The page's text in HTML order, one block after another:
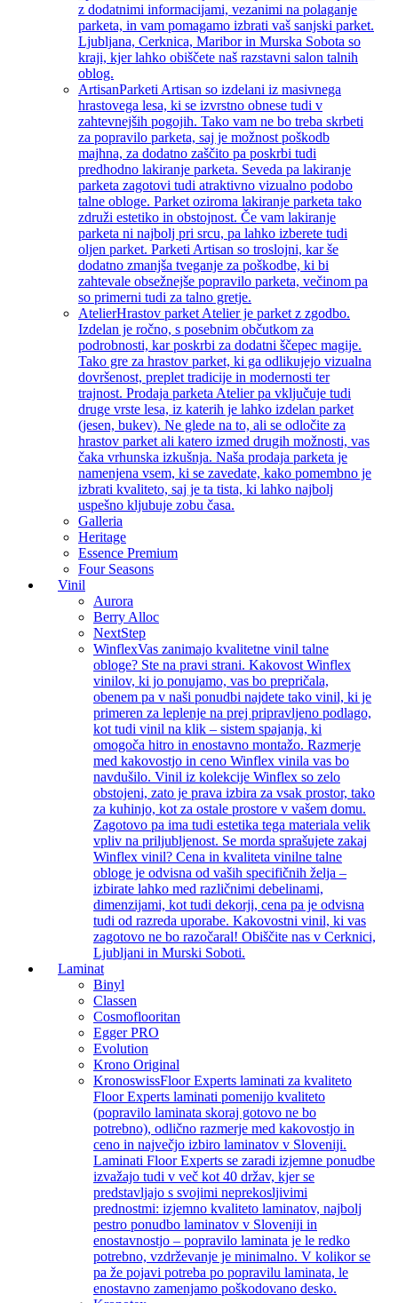
z dodatnimi informacijami, vezanimi na polaganje
parketa, in vam pomagamo izbrati vaš sanjski parket.
Ljubljana, Cerknica, Maribor in Murska Sobota so
kraji, kjer lahko obiščete naš razstavni salon talnih
oblog.
ArtisanParketi Artisan so izdelani iz masivnega
hrastovega lesa, ki se izvrstno obnese tudi v
zahtevnejših pogojih. Tako vam ne bo treba skrbeti
za popravilo parketa, saj je možnost poškodb
majhna, za dodatno zaščito pa poskrbi tudi
predhodno lakiranje parketa. Seveda pa lakiranje
parketa zagotovi tudi atraktivno vizualno podobo
talne obloge. Parket oziroma lakiranje parketa tako
združi estetiko in obstojnost. Če vam lakiranje
parketa ni najbolj pri srcu, pa lahko izberete tudi
oljen parket. Parketi Artisan so troslojni, kar še
dodatno zmanjša tveganje za poškodbe, ki bi
zahtevale obsežnejše popravilo parketa, večinom pa
so primerni tudi za talno gretje.
AtelierHrastov parket Atelier je parket z zgodbo.
Izdelan je ročno, s posebnim občutkom za
podrobnosti, kar poskrbi za dodatni ščepec magije.
Tako gre za hrastov parket, ki ga odlikujejo vizualna
dovršenost, preplet tradicije in modernosti ter
trajnost. Prodaja parketa Atelier pa vključuje tudi
druge vrste lesa, iz katerih je lahko izdelan parket
(jesen, bukev). Ne glede na to, ali se odločite za
hrastov parket ali katero izmed drugih možnosti, vas
čaka vrhunska izkušnja. Naša prodaja parketa je
namenjena vsem, ki se zavedate, kako pomembno je
izbrati kvaliteto, saj je ta tista, ki lahko najbolj
uspešno kljubuje zobu časa.
Galleria
Heritage
Essence Premium
Four Seasons
Vinil
Aurora
Berry Alloc
NextStep
WinflexVas zanimajo kvalitetne vinil talne
obloge? Ste na pravi strani. Kakovost Winflex
vinilov, ki jo ponujamo, vas bo prepričala,
obenem pa v naši ponudbi najdete tako vinil, ki je
primeren za leplenje na prej pripravljeno podlago,
kot tudi vinil na klik – sistem spajanja, ki
omogoča hitro in enostavno montažo. Razmerje
med kakovostjo in ceno Winflex vinila vas bo
navdušilo. Vinil iz kolekcije Winflex so zelo
obstojeni, zato je prava izbira za vsak prostor, tako
za kuhinjo, kot za ostale prostore v vašem domu.
Zagotovo pa ima tudi estetika tega materiala velik
vpliv na priljubljenost. Se morda sprašujete zakaj
Winflex vinil? Cena in kvaliteta vinilne talne
obloge je odvisna od vaših specifičnih želja –
izbirate lahko med različnimi debelinami,
dimenzijami, kot tudi dekorji, cena pa je odvisna
tudi od razreda uporabe. Kakovostni vinil, ki vas
zagotovo ne bo razočaral! Obiščite nas v Cerknici,
Ljubljani in Murski Soboti.
Laminat
Binyl
Classen
Cosmoflooritan
Egger PRO
Evolution
Krono Original
KronoswissFloor Experts laminati za kvaliteto
Floor Experts laminati pomenijo kvaliteto
(popravilo laminata skoraj gotovo ne bo
potrebno), odlično razmerje med kakovostjo in
ceno in največjo izbiro laminatov v Sloveniji.
Laminati Floor Experts se zaradi izjemne ponudbe
izvažajo tudi v več kot 40 držav, kjer se
predstavljajo s svojimi neprekosljivimi
prednostmi: izjemno kvaliteto laminatov, najbolj
pestro ponudbo laminatov v Sloveniji in
enostavnostjo – popravilo laminata je le redko
potrebno, vzdrževanje je minimalno. V kolikor se
pa že pojavi potreba po popravilu laminata, le
enostavno zamenjamo poškodovano desko.